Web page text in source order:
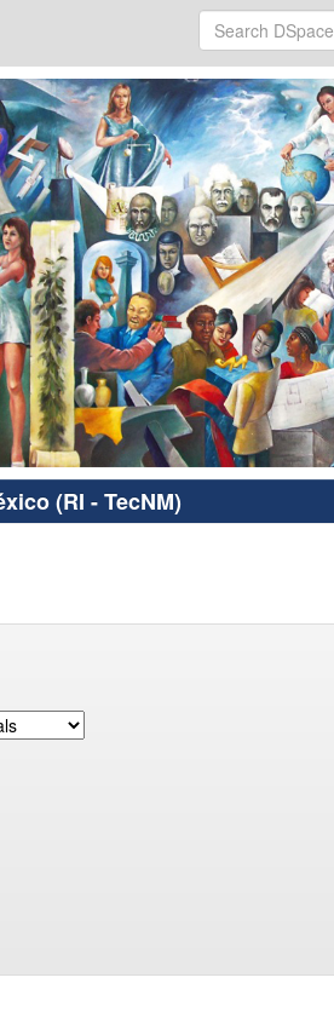
(RI - TecNM)